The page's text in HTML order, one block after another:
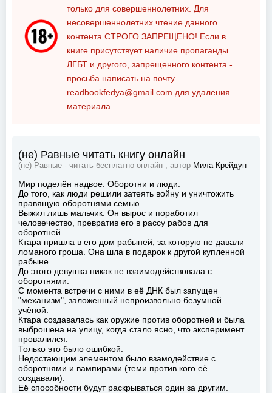
только для совершеннолетних. Для
несовершеннолетних чтение данного
контента СТРОГО ЗАПРЕЩЕНО! Если в
книге присутствует наличие пропаганды
ЛГБТ и другого, запрещенного контента -
просьба написать на почту
readbookfedya@gmail.com для удаления
материала
(не) Равные читать книгу онлайн
(не) Равные - читать бесплатно онлайн , автор Мила Крейдун
Мир поделён надвое. Оборотни и люди.
До того, как люди решили затеять войну и уничтожить
правящую оборотнями семью.
Выжил лишь мальчик. Он вырос и поработил
человечество, превратив его в рассу рабов для
оборотней.
Ктара пришла в его дом рабыней, за которую не давали
ломаного гроша. Она шла в подарок к другой купленной
рабыне.
До этого девушка никак не взаимодействовала с
оборотнями.
С момента встречи с ними в её ДНК был запущен
"механизм", заложенный непроизвольно безумной
учёной.
Ктара создавалась как оружие против оборотней и была
выброшена на улицу, когда стало ясно, что эксперимент
провалился.
Только это было ошибкой.
Недостающим элементом было взамодействие с
оборотнями и вампирами (теми против кого её
создавали).
Её способности будут раскрываться один за другим.